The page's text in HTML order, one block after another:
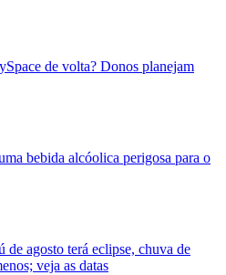
de volta? Donos planejam
bebida alcóolica perigosa para o
de agosto terá eclipse, chuva de
veja as datas